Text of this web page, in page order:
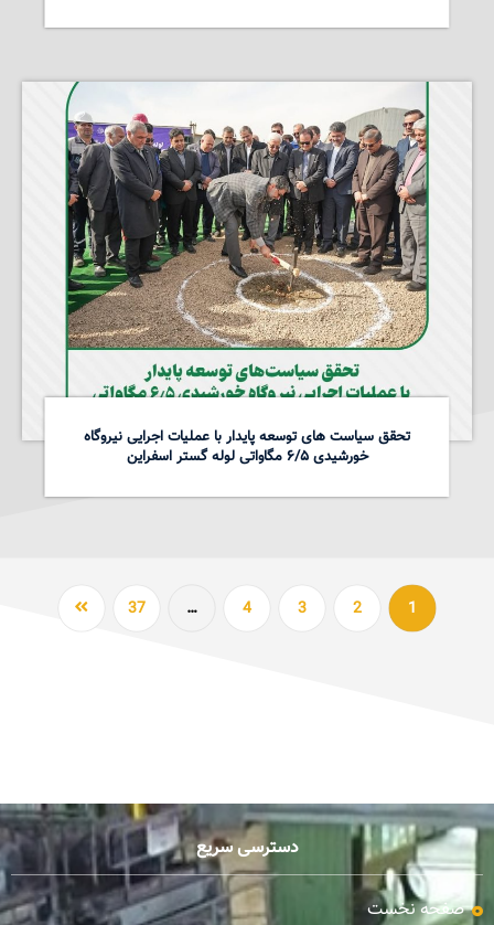
تحقق سیاست های توسعه پایدار با عملیات اجرایی نیروگاه
خورشیدی ۶/۵ مگاواتی لوله گستر اسفراین
1
2
3
4
…
37
دسترسی سریع
صفحه نخست